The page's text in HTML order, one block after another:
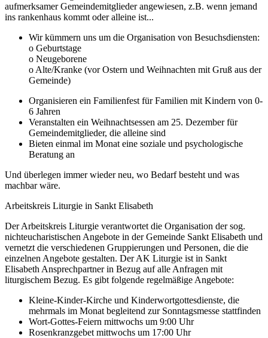
aufmerksamer Gemeindemitglieder angewiesen, z.B. wenn jemand
ins rankenhaus kommt oder alleine ist...
Wir kümmern uns um die Organisation von Besuchsdiensten:
o Geburtstage
o Neugeborene
o Alte/Kranke (vor Ostern und Weihnachten mit Gruß aus der
Gemeinde)
Organisieren ein Familienfest für Familien mit Kindern von 0-
6 Jahren
Veranstalten ein Weihnachtsessen am 25. Dezember für
Gemeindemitglieder, die alleine sind
Bieten einmal im Monat eine soziale und psychologische
Beratung an
Und überlegen immer wieder neu, wo Bedarf besteht und was
machbar wäre.
Arbeitskreis Liturgie in Sankt Elisabeth
Der Arbeitskreis Liturgie verantwortet die Organisation der sog.
nichteucharistischen Angebote in der Gemeinde Sankt Elisabeth und
vernetzt die verschiedenen Gruppierungen und Personen, die die
einzelnen Angebote gestalten. Der AK Liturgie ist in Sankt
Elisabeth Ansprechpartner in Bezug auf alle Anfragen mit
liturgischem Bezug. Es gibt folgende regelmäßige Angebote:
Kleine-Kinder-Kirche und Kinderwortgottesdienste, die
mehrmals im Monat begleitend zur Sonntagsmesse stattfinden
Wort-Gottes-Feiern mittwochs um 9:00 Uhr
Rosenkranzgebet mittwochs um 17:00 Uhr